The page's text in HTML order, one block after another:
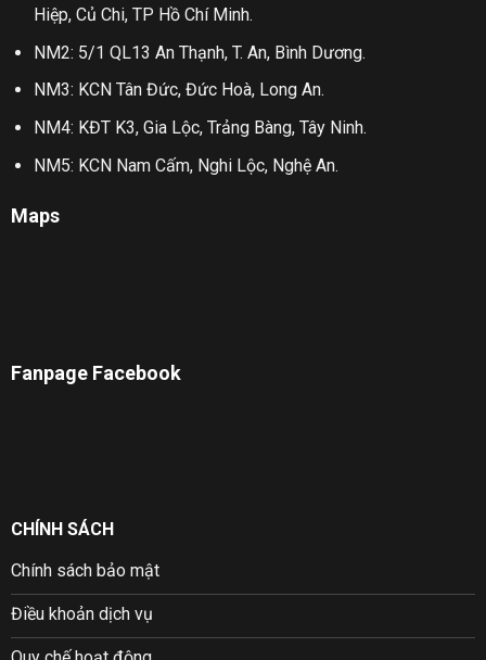
Hiệp, Củ Chi, TP Hồ Chí Minh.
NM2: 5/1 QL13 An Thạnh, T. An, Bình Dương.
NM3: KCN Tân Đức, Đức Hoà, Long An.
NM4: KĐT K3, Gia Lộc, Trảng Bàng, Tây Ninh.
NM5: KCN Nam Cấm, Nghi Lộc, Nghệ An.
Maps
Fanpage Facebook
CHÍNH SÁCH
Chính sách bảo mật
Điều khoản dịch vụ